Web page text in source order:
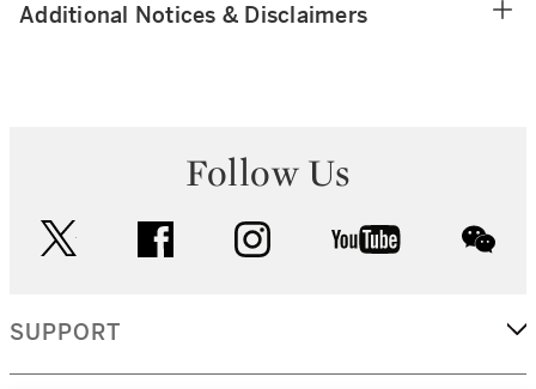
Additional Notices & Disclaimers
Follow Us
facebook instagram youtube
SUPPORT